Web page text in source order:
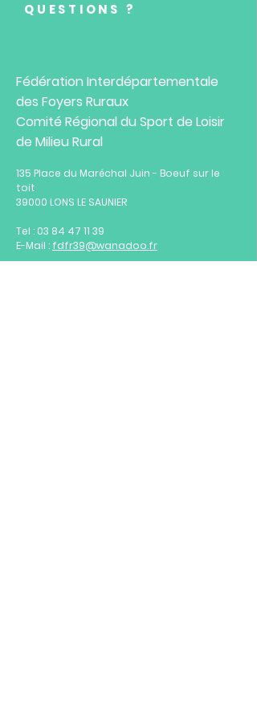
QUESTIONS ?
Fédération Interdépartementale
des Foyers Ruraux
Comité Régional du Sport de Loisir
de Milieu Rural
135 Place du Maréchal Juin - Boeuf sur le
toit
39000 LONS LE SAUNIER
Tel : 03 84 47 11 39
E-Mail : fdfr39@wanadoo.fr